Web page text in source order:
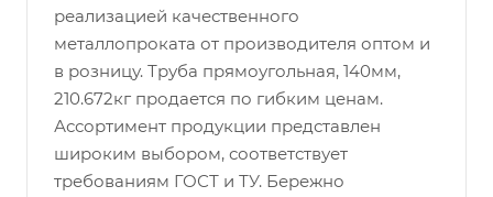
реализацией качественного
металлопроката от производителя оптом и
в розницу. Труба прямоугольная, 140мм,
210.672кг продается по гибким ценам.
Ассортимент продукции представлен
широким выбором, соответствует
требованиям ГОСТ и ТУ. Бережно